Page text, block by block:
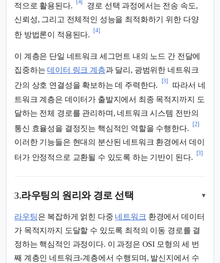
적으로 활용된다.
경로 선택 과정에서는 전송 속도,
신뢰성, 그리고 전체적인 성능을 최적화하기 위한 다양
한 방법론이 적용된다.
[4]
이 계층은 단일 네트워크 세그먼트 내의 노드 간 전달에
집중하는데이터 링크 계층과 달리, 광범위한 네트워크
간의 상호 연결성을 확보하는 데 주력한다.
[3]
따라서 네
트워크 계층은 데이터가 출발지에서 최종 목적지까지 도
달하는 전체 경로를 관리하며, 네트워크 시스템 전반의
통신 효율성을 결정짓는 핵심적인 역할을 수행한다.
[2]
이러한 기능들은 현대의 분산된 네트워크 환경에서 데이
터가 안정적으로 교환될 수 있도록 하는 기반이 된다.
[3]
3.라우팅의 원리와 경로 선택 ▾
라우팅은 복잡하게 얽힌 다중 네트워크 환경에서 데이터
가 목적지까지 도달할 수 있도록 최적의 이동 경로를 결
정하는 핵심적인 과정이다. 이 과정은 OSI 모형의 세 번
째 계층인 네트워크-계층에서 수행되며, 발신지에서 수